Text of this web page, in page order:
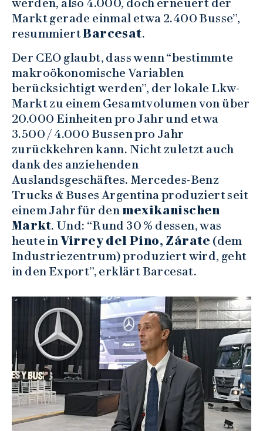
werden, also 4.000, doch erneuert der
Markt gerade einmal etwa 2.400 Busse”,
resummiertBarcesat.
Der CEO glaubt, dass wenn “bestimmte
makroökonomische Variablen
berücksichtigt werden”, der lokale Lkw-
Markt zu einem Gesamtvolumen von über
20.000 Einheiten pro Jahr und etwa
3.500 / 4.000 Bussen pro Jahr
zurückkehren kann. Nicht zuletzt auch
dank des anziehenden
Auslandsgeschäftes. Mercedes-Benz
Trucks & Buses Argentina produziert seit
einem Jahr für denmexikanischen
Markt. Und: “Rund 30 % dessen, was
heute inVirrey del Pino, Zárate (dem
Industriezentrum) produziert wird, geht
in den Export”, erklärt Barcesat.